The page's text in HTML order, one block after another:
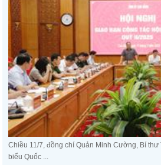
Chiều 11/7, đồng chí Quản Minh Cường, Bí
biểu Quốc ...